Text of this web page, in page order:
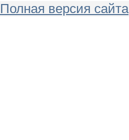
Полная версия сайта